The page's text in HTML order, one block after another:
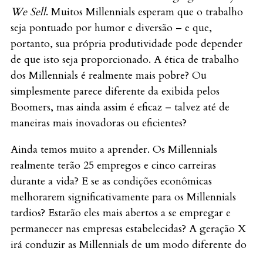
We Sell. Muitos Millennials esperam que o trabalho
seja pontuado por humor e diversão – e que,
portanto, sua própria produtividade pode depender
de que isto seja proporcionado. A ética de trabalho
dos Millennials é realmente mais pobre? Ou
simplesmente parece diferente da exibida pelos
Boomers, mas ainda assim é eficaz – talvez até de
maneiras mais inovadoras ou eficientes?
Ainda temos muito a aprender. Os Millennials
realmente terão 25 empregos e cinco carreiras
durante a vida? E se as condições econômicas
melhorarem significativamente para os Millennials
tardios? Estarão eles mais abertos a se empregar e
permanecer nas empresas estabelecidas? A geração X
irá conduzir as Millennials de um modo diferente do